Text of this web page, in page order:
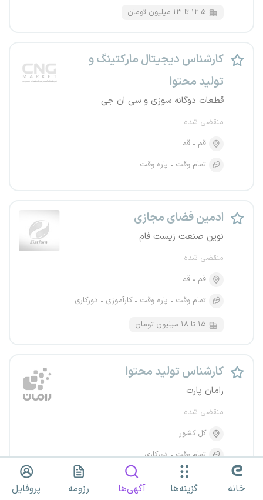
۱۲.۵ تا ۱۳ میلیون تومان
کارشناس دیجیتال مارکتینگ و
تولید محتوا
قطعات دوگانه سوزی و سی ان جی
منقضی شده
قم
قم
تمام وقت
پاره وقت
ادمین فضای مجازی
نوین صنعت زیست فام
منقضی شده
قم
قم
تمام وقت
پاره وقت کارآموزی دورکاری
۱۵ تا ۱۸ میلیون تومان
کارشناس تولید محتوا
رامان پارت
منقضی شده
کل کشور
تمام وقت
دورکاری
خانه گزینه‌ها آگهی‌ها رزومه پروفایل